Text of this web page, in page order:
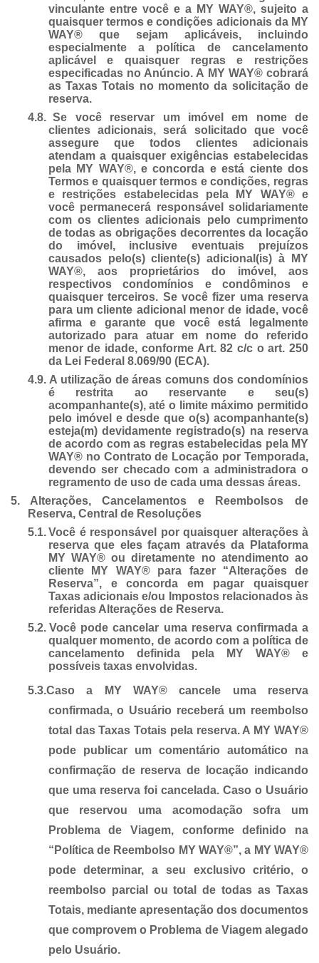
vinculante entre você e a MY WAY®, sujeito a
quaisquer termos e condições adicionais da MY
WAY® que sejam aplicáveis, incluindo
especialmente a política de cancelamento
aplicável e quaisquer regras e restrições
especificadas no Anúncio. A MY WAY® cobrará
as Taxas Totais no momento da solicitação de
reserva.
4.8. Se você reservar um imóvel em nome de
clientes adicionais, será solicitado que você
assegure que todos clientes adicionais
atendam a quaisquer exigências estabelecidas
pela MY WAY®, e concorda e está ciente dos
Termos e quaisquer termos e condições, regras
e restrições estabelecidas pela MY WAY® e
você permanecerá responsável solidariamente
com os clientes adicionais pelo cumprimento
de todas as obrigações decorrentes da locação
do imóvel, inclusive eventuais prejuízos
causados pelo(s) cliente(s) adicional(is) à MY
WAY®, aos proprietários do imóvel, aos
respectivos condomínios e condôminos e
quaisquer terceiros. Se você fizer uma reserva
para um cliente adicional menor de idade, você
afirma e garante que você está legalmente
autorizado para atuar em nome do referido
menor de idade, conforme Art. 82 c/c o art. 250
da Lei Federal 8.069/90 (ECA).
4.9. A utilização de áreas comuns dos condomínios
é restrita ao reservante e seu(s)
acompanhante(s), até o limite máximo permitido
pelo imóvel e desde que o(s) acompanhante(s)
esteja(m) devidamente registrado(s) na reserva
de acordo com as regras estabelecidas pela MY
WAY® no Contrato de Locação por Temporada,
devendo ser checado com a administradora o
regramento de uso de cada uma dessas áreas.
5.
Alterações, Cancelamentos e Reembolsos de
Reserva, Central de Resoluções
5.1. Você é responsável por quaisquer alterações à
reserva que eles façam através da Plataforma
MY WAY® ou diretamente no atendimento ao
cliente MY WAY® para fazer “Alterações de
Reserva”, e concorda em pagar quaisquer
Taxas adicionais e/ou Impostos relacionados às
referidas Alterações de Reserva.
5.2. Você pode cancelar uma reserva confirmada a
qualquer momento, de acordo com a política de
cancelamento definida pela MY WAY® e
possíveis taxas envolvidas.
5.3.Caso a MY WAY® cancele uma reserva
confirmada, o Usuário receberá um reembolso
total das Taxas Totais pela reserva. A MY WAY®
pode publicar um comentário automático na
confirmação de reserva de locação indicando
que uma reserva foi cancelada. Caso o Usuário
que reservou uma acomodação sofra um
Problema de Viagem, conforme definido na
“Política de Reembolso MY WAY®”, a MY WAY®
pode determinar, a seu exclusivo critério, o
reembolso parcial ou total de todas as Taxas
Totais, mediante apresentação dos documentos
que comprovem o Problema de Viagem alegado
pelo Usuário.